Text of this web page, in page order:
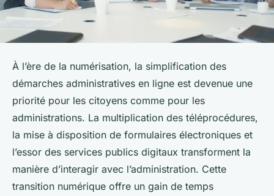
À l’ère de la numérisation, la simplification des
démarches administratives en ligne est devenue une
priorité pour les citoyens comme pour les
administrations. La multiplication des téléprocédures,
la mise à disposition de formulaires électroniques et
l’essor des services publics digitaux transforment la
manière d’interagir avec l’administration. Cette
transition numérique offre un gain de temps